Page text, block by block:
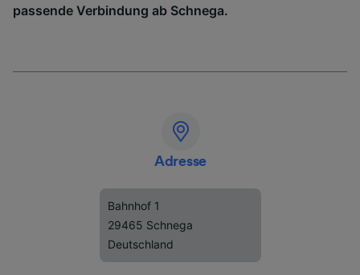
passende Verbindung ab Schnega.
Adresse
Bahnhof 1
29465 Schnega
Deutschland